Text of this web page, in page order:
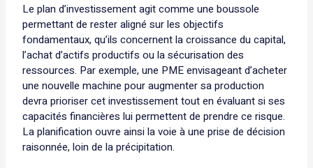
Le plan d’investissement agit comme une boussole
permettant de rester aligné sur les objectifs
fondamentaux, qu’ils concernent la croissance du capital,
l’achat d’actifs productifs ou la sécurisation des
ressources. Par exemple, une PME envisageant d’acheter
une nouvelle machine pour augmenter sa production
devra prioriser cet investissement tout en évaluant si ses
capacités financières lui permettent de prendre ce risque.
La planification ouvre ainsi la voie à une prise de décision
raisonnée, loin de la précipitation.